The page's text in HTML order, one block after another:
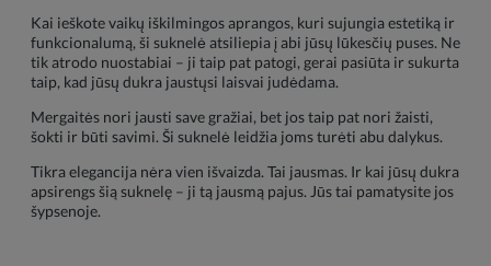
Kai ieškote vaikų iškilmingos aprangos, kuri sujungia estetiką ir
funkcionalumą, ši suknelė atsiliepia į abi jūsų lūkesčių puses. Ne
tik atrodo nuostabiai – ji taip pat patogi, gerai pasiūta ir sukurta
taip, kad jūsų dukra jaustųsi laisvai judėdama.
Mergaitės nori jausti save gražiai, bet jos taip pat nori žaisti,
šokti ir būti savimi. Ši suknelė leidžia joms turėti abu dalykus.
Tikra elegancija nėra vien išvaizda. Tai jausmas. Ir kai jūsų dukra
apsirengs šią suknelę – ji tą jausmą pajus. Jūs tai pamatysite jos
šypsenoje.